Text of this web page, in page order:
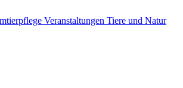
Veranstaltungen Tiere und Natur